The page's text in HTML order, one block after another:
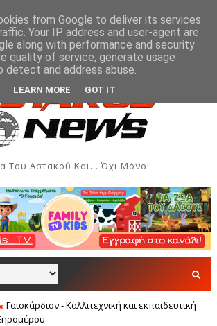
ΞΗΡΌΜΕΡΟ Βλάβη στην ύδρευση της
Του Αστακού Και... Όχι Μόνο!
Γαιοκάρδιον - Καλλιτεχνική και εκπαιδευτική
from Google to deliver its services
Your IP address and user-agent are
along with performance and security
quality of service, generate usage
and address abuse.
LEARN MORE GOT IT